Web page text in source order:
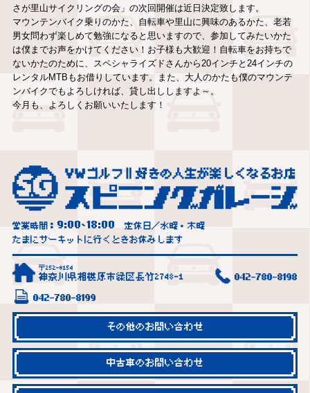
さが里山サイクリングの会」の次回開催は近日決定致します。
マウンテンバイク乗りのかた、自転車や里山に興味のあるかた、老若
男女問わず楽しめて勉強になると思いますので、参加してみたいかた
は僕までお声をかけてください！お子様も大歓迎！自転車をお持ちで
ないかたのために、スペシャライズドさんから20インチと24インチの
レンタルMTBもお借りしています。また、大人のかたも僕のマウンテ
ンバイクでもよろしければ、貸し出ししますよ～。
今月も、よろしくお願いいたします！
営業時間：9:00~18:00
定休日／水曜・木曜
たまにサーキットに行くときお休みします
〒252-0154
神奈川県相模原市緑区長竹2748-1 042-780-8198
042-780-8199
その他のお問い合わせ
中古車のお問い合わせ